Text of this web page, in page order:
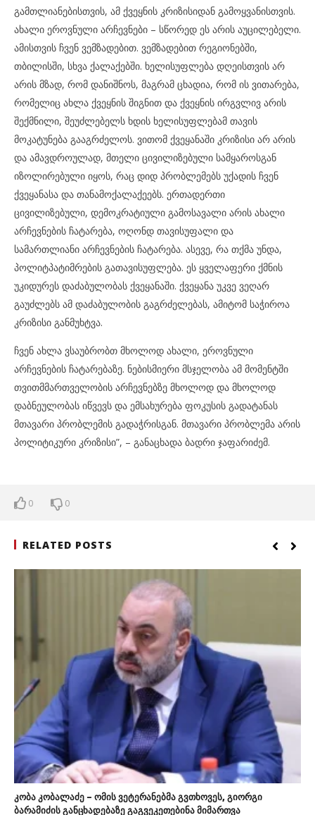
გამთლიანებისთვის, ამ ქვეყნის კრიზისიდან გამოყვანისთვის.
ახალი ეროვნული არჩევნები – სწორედ ეს არის აუცილებელი.
ამისთვის ჩვენ ვემზადებით. ვემზადებით რეგიონებში,
თბილისში, სხვა ქალაქებში. ხელისუფლება დღეისთვის არ
არის მზად, რომ დანიშნოს, მაგრამ ცხადია, რომ ის ვითარება,
რომელიც ახლა ქვეყნის შიგნით და ქვეყნის ირგვლივ არის
შექმნილი, შეუძლებელს ხდის ხელისუფლებამ თავის
მოკატუნება გააგრძელოს. ვითომ ქვეყანაში კრიზისი არ არის
და ამავდროულად, მთელი ცივილიზებული სამყაროსგან
იზოლირებული იყოს, რაც დიდ პრობლემებს უქადის ჩვენ
ქვეყანასა და თანამოქალაქეებს. ერთადერთი
ცივილიზებული, დემოკრატიული გამოსავალი არის ახალი
არჩევნების ჩატარება, ოღონდ თავისუფალი და
სამართლიანი არჩევნების ჩატარება. ასევე, რა თქმა უნდა,
პოლიტპატიმრების გათავისუფლება. ეს ყველაფერი ქმნის
უკიდურეს დაძაბულობას ქვეყანაში. ქვეყანა უკვე ვეღარ
გაუძლებს ამ დაძაბულობის გაგრძელებას, ამიტომ საჭიროა
კრიზისი განმუხტვა.
ჩვენ ახლა ვსაუბრობთ მხოლოდ ახალი, ეროვნული
არჩევნების ჩატარებაზე. ნებისმიერი მსჯელობა ამ მომენტში
თვითმმართველობის არჩევნებზე მხოლოდ და მხოლოდ
დაბნეულობას იწვევს და ემსახურება ფოკუსის გადატანას
მთავარი პრობლემის გადაჭრისგან. მთავარი პრობლემა არის
პოლიტიკური კრიზისი”, – განაცხადა ბადრი ჯაფარიძემ.
0 0
RELATED POSTS
კობა კობალაძე – ომის ვეტერანებმა გვთხოვეს, გიორგი
ბარამიძის განცხადებაზე გაგვეკეთებინა მიმართვა